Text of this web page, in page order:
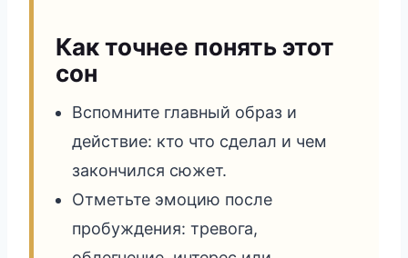
Как точнее понять этот
сон
Вспомните главный образ и
действие: кто что сделал и чем
закончился сюжет.
Отметьте эмоцию после
пробуждения: тревога,